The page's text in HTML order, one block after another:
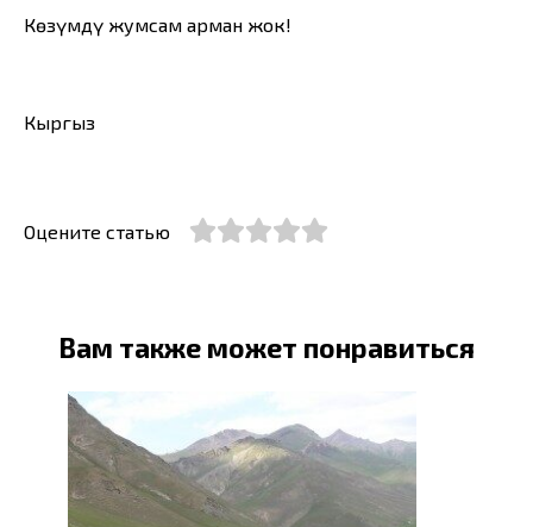
Көзүмдү жумсам арман жок!
Кыргыз
Оцените статью
Вам также может понравиться